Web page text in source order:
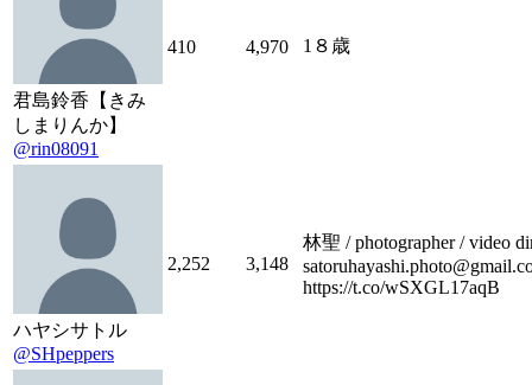
君島鈴香【きみ
しまりんか】
@rin08091
410 4,970 1８歳
ハヤシサトル
@SHpeppers
2,252 3,148
林聖 / photographer / video
https://t.co/wSXGL17aqB